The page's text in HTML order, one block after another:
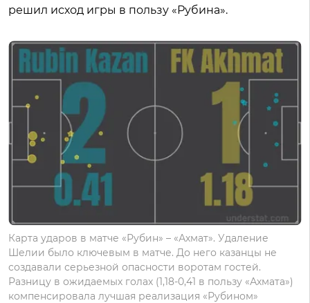
решил исход игры в пользу «Рубина».
Карта ударов в матче «Рубин» – «Ахмат». Удаление
Шелии было ключевым в матче. До него казанцы не
создавали серьезной опасности воротам гостей.
Разницу в ожидаемых голах (1,18-0,41 в пользу «Ахмата»)
компенсировала лучшая реализация «Рубином»